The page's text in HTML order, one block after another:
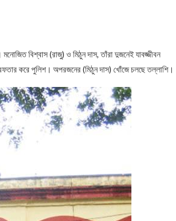
বিশ্বাস (রাজু) ও মিঠুন দাস, তাঁরা দুজনেই যাবজ্জীবন
করে পুলিশ। অপরজনের (মিঠুন দাস) খোঁজে চলছে তল্লাশি।